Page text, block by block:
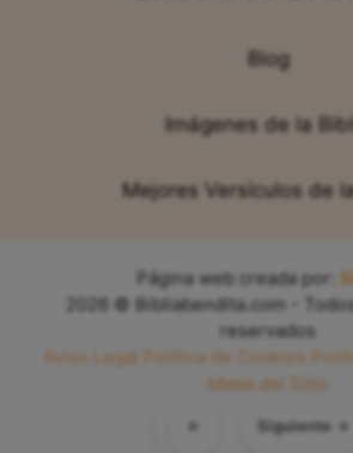
← Siguiente →
Blog
Imágenes de la
Mejores Versículos de
Página web creada por:
2026 © Bibliabendita.com -
reservados
Aviso Legal
Política de Cookies
Mapa del Sitio